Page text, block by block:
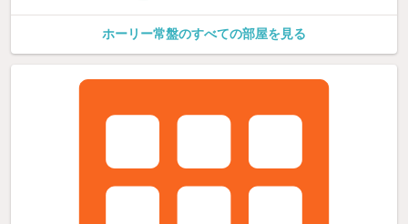
ホーリー常盤のすべての部屋を見る